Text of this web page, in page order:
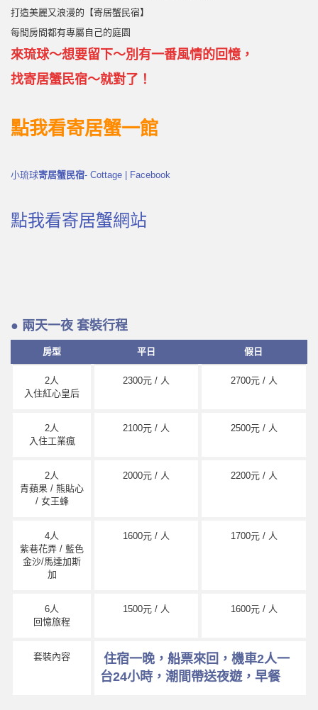
打造美麗又浪漫的【寄居蟹民宿】
每間房間都有專屬自己的庭園
來琉球～想要留下～別有一番風情的回憶，
找寄居蟹民宿～就對了！
點我看寄居蟹一館
小琉球寄居蟹民宿- Cottage | Facebook
點我看寄居蟹網站
● 兩天一夜 套裝行程
房型 平日 假日
2人
入住紅心皇后
2300元 / 人 2700元 / 人
2人
入住工業瘋
2100元 / 人 2500元 / 人
2人
青蘋果 / 熊貼心
/ 女王蜂
2000元 / 人 2200元 / 人
4人
紫巷花弄 / 藍色
金沙/馬達加斯
加
1600元 / 人 1700元 / 人
6人
回憶旅程
1500元 / 人 1600元 / 人
套裝內容
住宿一晚，船票來回，機車2人一
台24小時，潮間帶送夜遊，早餐